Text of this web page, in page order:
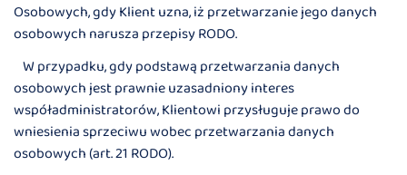
Osobowych, gdy Klient uzna, iż przetwarzanie jego danych
osobowych narusza przepisy RODO.
W przypadku, gdy podstawą przetwarzania danych
osobowych jest prawnie uzasadniony interes
współadministratorów, Klientowi przysługuje prawo do
wniesienia sprzeciwu wobec przetwarzania danych
osobowych (art. 21 RODO).